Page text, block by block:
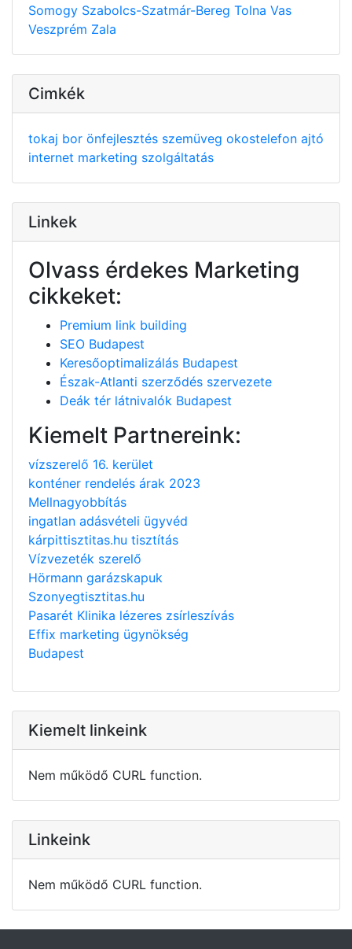
Somogy Szabolcs-Szatmár-Bereg Tolna Vas
Veszprém Zala
Cimkék
tokaj bor önfejlesztés szemüveg okostelefon ajtó
internet marketing szolgáltatás
Linkek
Olvass érdekes Marketing
cikkeket:
Premium link building
SEO Budapest
Keresőoptimalizálás Budapest
Észak-Atlanti szerződés szervezete
Deák tér látnivalók Budapest
Kiemelt Partnereink:
vízszerelő 16. kerület
konténer rendelés árak 2023
Mellnagyobbítás
ingatlan adásvételi ügyvéd
kárpittisztitas.hu tisztítás
Vízvezeték szerelő
Hörmann garázskapuk
Szonyegtisztitas.hu
Pasarét Klinika lézeres zsírleszívás
Effix marketing ügynökség
Budapest
Kiemelt linkeink
Nem működő CURL function.
Linkeink
Nem működő CURL function.